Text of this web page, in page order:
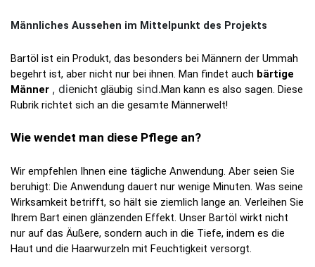
Männliches Aussehen im Mittelpunkt des Projekts
Bartöl ist ein Produkt, das besonders bei Männern der Ummah
begehrt ist, aber nicht nur bei ihnen. Man findet auch bärtige
Männer , dienicht gläubig sind.Man kann es also sagen. Diese
Rubrik richtet sich an die gesamte Männerwelt!
Wie wendet man diese Pflege an?
Wir empfehlen Ihnen eine tägliche Anwendung. Aber seien Sie
beruhigt: Die Anwendung dauert nur wenige Minuten. Was seine
Wirksamkeit betrifft, so hält sie ziemlich lange an. Verleihen Sie
Ihrem Bart einen glänzenden Effekt. Unser Bartöl wirkt nicht
nur auf das Äußere, sondern auch in die Tiefe, indem es die
Haut und die Haarwurzeln mit Feuchtigkeit versorgt.